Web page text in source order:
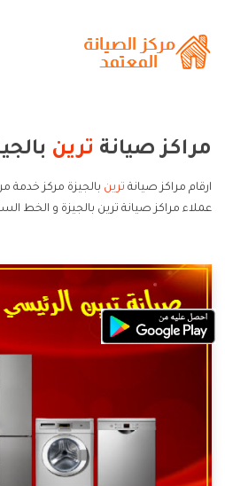
مراكز صيانة ترين
ارقام مراكز صيانة ترين بالجيزة مركز خدمة
عملاء مراكز صيانة ترين بالجيزة و الخط